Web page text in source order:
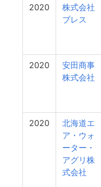
2020
株式会社
ブレス
2020
安田商事
株式会社
2020
北海道エ
ア・ウォ
ーター・
アグリ株
式会社